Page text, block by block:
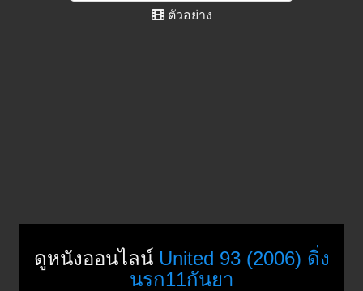
ตัวอย่าง
ดูหนังออนไลน์ United 93 (2006) ดิ่ง
นรก11กันยา